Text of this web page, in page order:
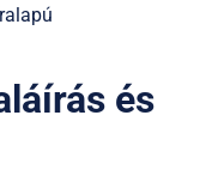
és